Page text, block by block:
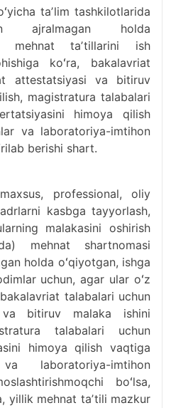
taʼlim tashkilotlarida
ajralmagan holda
mehnat taʼtillarini ish
koʻra, bakalavriat
attestatsiyasi va bitiruv
magistratura talabalari
himoya qilish
va laboratoriya-imtihon
berishi shart.
professional, oliy
kasbga tayyorlash,
malakasini oshirish
mehnat shartnomasi
holda oʻqiyotgan, ishga
uchun, agar ular oʻz
talabalari uchun
bitiruv malaka ishini
talabalari uchun
himoya qilish vaqtiga
laboratoriya-imtihon
boʻlsa,
yillik mehnat taʼtili mazkur